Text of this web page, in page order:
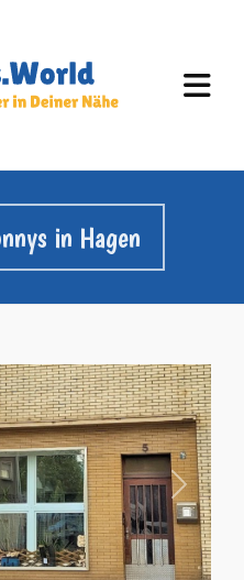
in Hagen